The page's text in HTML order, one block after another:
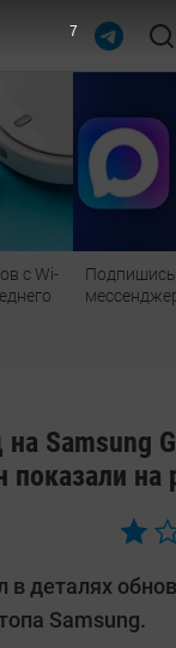
в
Рейтинг
лучшие
Samsung
на
в деталях
Samsung.
6